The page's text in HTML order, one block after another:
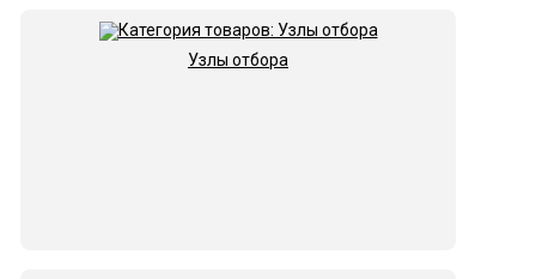
Узлы отбора